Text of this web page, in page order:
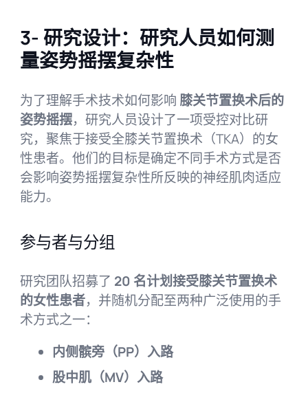
3- 研究设计：研究人员如何测
量姿势摇摆复杂性
为了理解手术技术如何影响 膝关节置换术后的
姿势摇摆，研究人员设计了一项受控对比研
究，聚焦于接受全膝关节置换术（TKA）的女
性患者。他们的目标是确定不同手术方式是否
会影响姿势摇摆复杂性所反映的神经肌肉适应
能力。
参与者与分组
研究团队招募了 20 名计划接受膝关节置换术
的女性患者，并随机分配至两种广泛使用的手
术方式之一：
内侧髌旁（PP）入路
股中肌（MV）入路